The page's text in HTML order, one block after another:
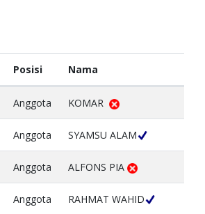
Posisi Nama
Anggota KOMAR
Anggota SYAMSU ALAM
Anggota ALFONS PIA
Anggota RAHMAT WAHID